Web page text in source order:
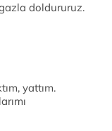
doldururuz.
yattım.